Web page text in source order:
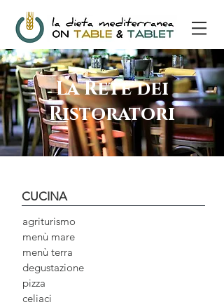
La Rete dei
Ristoratori
CUCINA
agriturismo
menù mare
menù terra
degustazione
pizza
celiaci